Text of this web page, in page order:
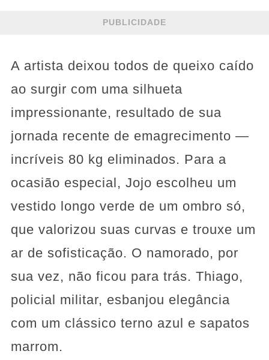
PUBLICIDADE
A artista deixou todos de queixo caído
ao surgir com uma silhueta
impressionante, resultado de sua
jornada recente de emagrecimento —
incríveis 80 kg eliminados. Para a
ocasião especial, Jojo escolheu um
vestido longo verde de um ombro só,
que valorizou suas curvas e trouxe um
ar de sofisticação. O namorado, por
sua vez, não ficou para trás. Thiago,
policial militar, esbanjou elegância
com um clássico terno azul e sapatos
marrom.